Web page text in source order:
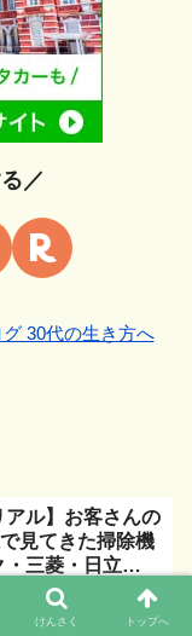
／
アル】お客さんの
見てきた掃除機
・三菱・日立
けんさく トップへ